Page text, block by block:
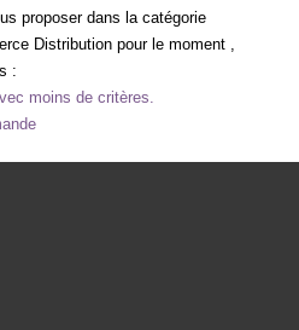
AGENCE
Contacter
proposer dans la catégorie
Distribution pour le moment ,
:
moins de critères.